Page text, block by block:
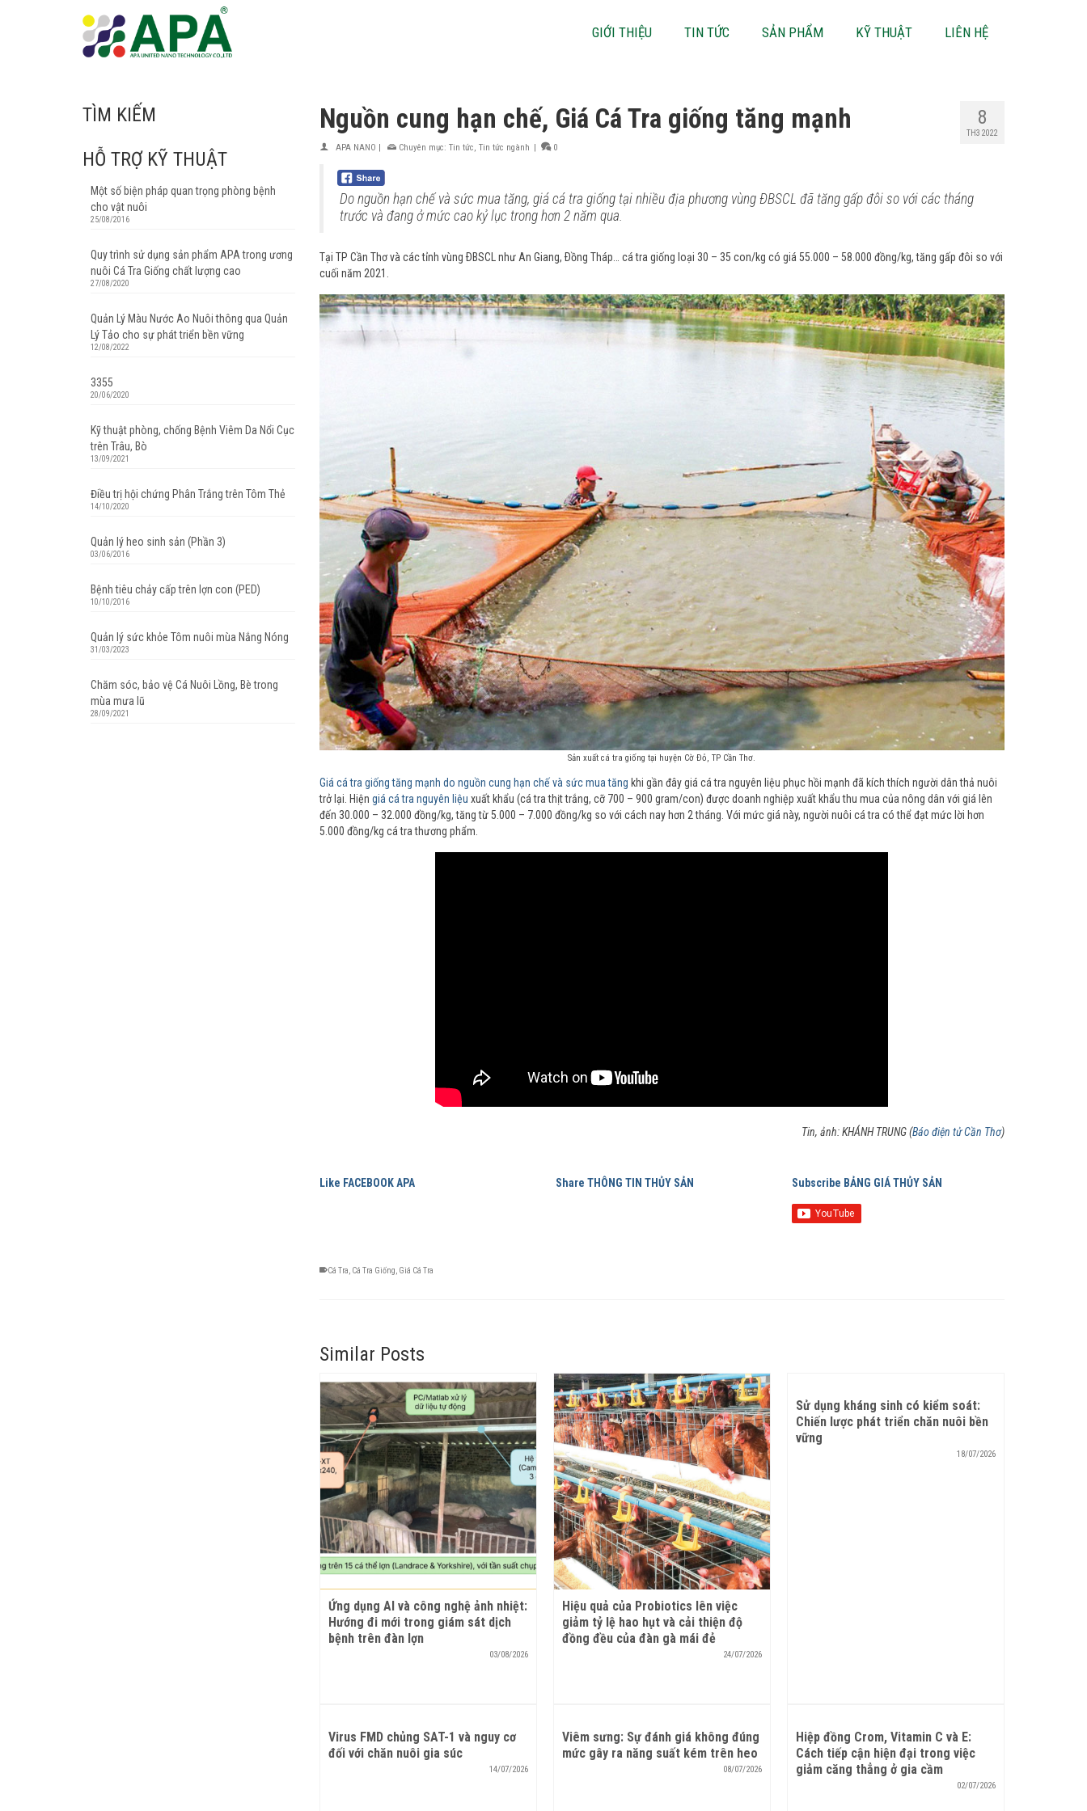
GIỚI THIỆU TIN TỨC SẢN PHẨM KỸ THUẬT LIÊN HỆ
8
TH3 2022
Nguồn cung hạn chế, Giá Cá Tra giống tăng mạnh
APA NANO | Chuyên mục: Tin tức, Tin tức ngành | 0
Do nguồn hạn chế và sức mua tăng, giá cá tra giống tại nhiều địa phương vùng ÐBSCL đã tăng gấp đôi so với các tháng
trước và đang ở mức cao kỷ lục trong hơn 2 năm qua.
Tại TP Cần Thơ và các tỉnh vùng ÐBSCL như An Giang, Ðồng Tháp… cá tra giống loại 30 – 35 con/kg có giá 55.000 – 58.000 đồng/kg, tăng gấp đôi so với
cuối năm 2021.
Sản xuất cá tra giống tại huyện Cờ Ðỏ, TP Cần Thơ.
Giá cá tra giống tăng mạnh do nguồn cung hạn chế và sức mua tăng khi gần đây giá cá tra nguyên liệu phục hồi mạnh đã kích thích người dân thả nuôi
trở lại. Hiện giá cá tra nguyên liệu xuất khẩu (cá tra thịt trắng, cỡ 700 – 900 gram/con) được doanh nghiệp xuất khẩu thu mua của nông dân với giá lên
đến 30.000 – 32.000 đồng/kg, tăng từ 5.000 – 7.000 đồng/kg so với cách nay hơn 2 tháng. Với mức giá này, người nuôi cá tra có thể đạt mức lời hơn
5.000 đồng/kg cá tra thương phẩm.
Tin, ảnh: KHÁNH TRUNG (Báo điện tử Cần Thơ)
Like FACEBOOK APA Share THÔNG TIN THỦY SẢN Subscribe BẢNG GIÁ THỦY SẢN
Cá Tra, Cá Tra Giống, Giá Cá Tra
Similar Posts
Ứng dụng AI và công nghệ ảnh nhiệt:
Hướng đi mới trong giám sát dịch
bệnh trên đàn lợn
03/08/2026
Hiệu quả của Probiotics lên việc
giảm tỷ lệ hao hụt và cải thiện độ
đồng đều của đàn gà mái đẻ
24/07/2026
Sử dụng kháng sinh có kiểm soát:
Chiến lược phát triển chăn nuôi bền
vững
18/07/2026
Virus FMD chủng SAT-1 và nguy cơ
đối với chăn nuôi gia súc
14/07/2026
Viêm sưng: Sự đánh giá không đúng
mức gây ra năng suất kém trên heo
08/07/2026
Hiệp đồng Crom, Vitamin C và E:
Cách tiếp cận hiện đại trong việc
giảm căng thẳng ở gia cầm
02/07/2026
TÌM KIẾM
HỖ TRỢ KỸ THUẬT
Một số biện pháp quan trọng phòng bệnh
cho vật nuôi
25/08/2016
Quy trình sử dụng sản phẩm APA trong ương
nuôi Cá Tra Giống chất lượng cao
27/08/2020
Quản Lý Màu Nước Ao Nuôi thông qua Quản
Lý Tảo cho sự phát triển bền vững
12/08/2022
3355
20/06/2020
Kỹ thuật phòng, chống Bệnh Viêm Da Nổi Cục
trên Trâu, Bò
13/09/2021
Điều trị hội chứng Phân Trắng trên Tôm Thẻ
14/10/2020
Quản lý heo sinh sản (Phần 3)
03/06/2016
Bệnh tiêu chảy cấp trên lợn con (PED)
10/10/2016
Quản lý sức khỏe Tôm nuôi mùa Nắng Nóng
31/03/2023
Chăm sóc, bảo vệ Cá Nuôi Lồng, Bè trong
mùa mưa lũ
28/09/2021